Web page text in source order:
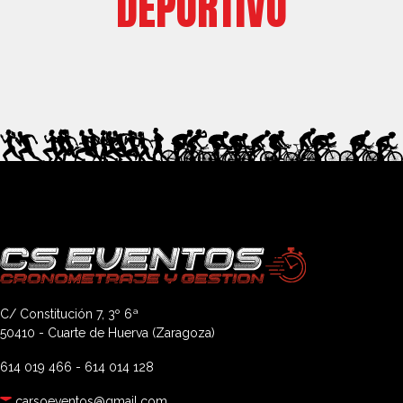
C/ Constitución 7, 3º 6ª
50410 - Cuarte de Huerva (Zaragoza)
614 019 466 - 614 014 128